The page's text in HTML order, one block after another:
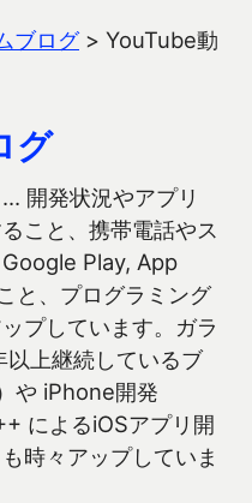
ブログ> YouTube動
グ
開発状況やアプリ
こと、携帯電話やス
Play, App
と、プログラミング
プしています。ガラ
上継続しているブ
や iPhone開発
によるiOSアプリ開
時々アップしていま